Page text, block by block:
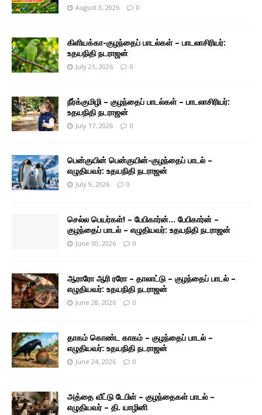
August 3, 2026 0
கிளியக்கா-குழந்தைப் பாடல்கள் – பாடலாசிரியர்:
உதயநிதி நடராஜன்
July 21, 2026 0
நீர்க்குமிழி – குழந்தைப் பாடல்கள் – பாடலாசிரியர்:
உதயநிதி நடராஜன்
July 17, 2026 0
பென்குயின் பென்குயின்-குழந்தைப் பாடல் –
எழுதியவர்: உதயநிதி நடராஜன்
July 9, 2026 0
செல்ல பெயர்கள்! – பேபிகார்ன்… பேபிகார்ன் –
குழந்தைப் பாடல் – எழுதியவர்: உதயநிதி நடராஜன்
June 30, 2026 0
ஆராரோ ஆரி ரரோ – தாலாட்டு – குழந்தைப் பாடல் –
எழுதியவர்: உதயநிதி நடராஜன்
June 28, 2026 0
தாகம் கொண்ட காகம் – குழந்தைப் பாடல் –
எழுதியவர்: உதயநிதி நடராஜன்
June 24, 2026 0
அத்தை வீட்டு டேபிள் – குழந்தைகள் பாடல் –
எழுதியவர் – தி. யாழினி